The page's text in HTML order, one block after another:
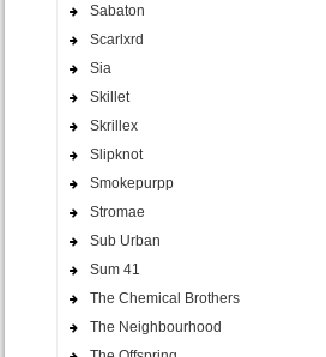
Sabaton
Scarlxrd
Sia
Skillet
Skrillex
Slipknot
Smokepurpp
Stromae
Sub Urban
Sum 41
The Chemical Brothers
The Neighbourhood